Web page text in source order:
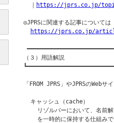
https://jprs.co.jp/
◎JPRSに関連する記事については
https://jprs.co.jp/
（３）用語解説
「FROM JPRS」やJPRSのWeb
  キャッシュ（cache）
リゾルバーにおいて、名前
を一時的に保持する仕組みで